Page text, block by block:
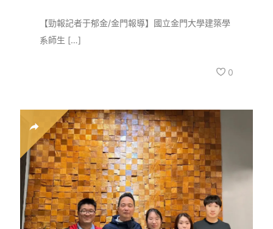
【勁報記者于郁金/金門報導】國立金門大學建築學
系師生 […]
0